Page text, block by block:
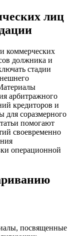
лиц
коммерческих
должника и
стадии
арбитражного
кредиторов и
для соразмерного
помогают
своевременно
операционной
посвященные